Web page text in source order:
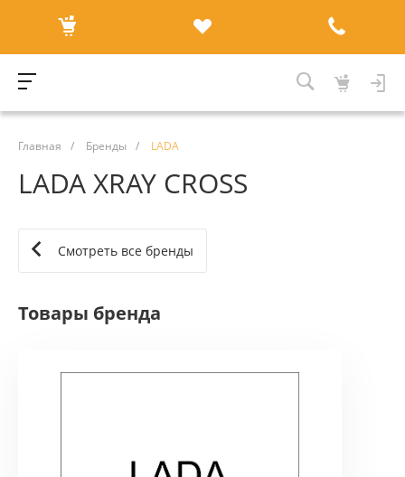
Главная / Бренды / LADA
LADA XRAY CROSS
Смотреть все бренды
Товары бренда